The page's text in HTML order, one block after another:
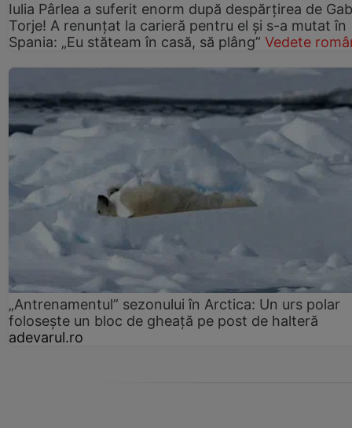
Iulia Pârlea a suferit enorm după despărțirea de
Torje! A renunțat la carieră pentru el și s-a mutat în
Spania: „Eu stăteam în casă, să plâng” Vedete
„Antrenamentul” sezonului în Arctica: Un urs polar
folosește un bloc de gheață pe post de halteră
adevarul.ro